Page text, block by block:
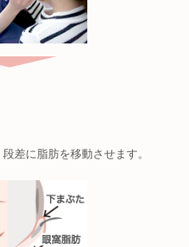
差に脂肪を移動させます。